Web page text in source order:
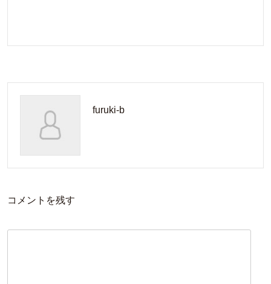
furuki-b
コメントを残す